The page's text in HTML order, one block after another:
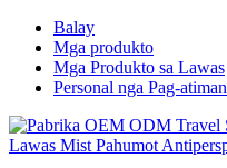
Balay
Mga produkto
Mga Produkto sa Lawas
Personal nga Pag-atiman